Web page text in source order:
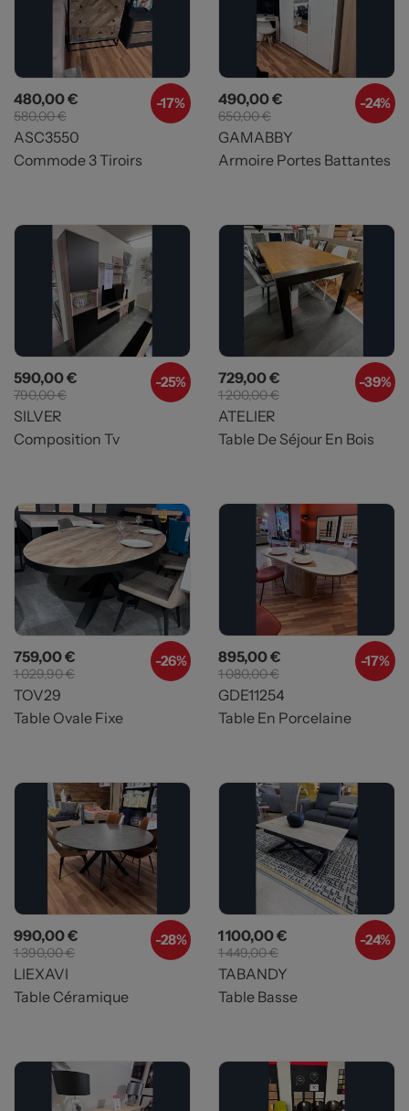
-17%
Prix
480,00 € Prix de base
580,00 €
ASC3550
Commode 3 Tiroirs
-24%
Prix
490,00 € Prix de base
650,00 €
GAMABBY
Armoire Portes Battantes
-25%
Prix
590,00 € Prix de base
790,00 €
SILVER
Composition Tv
-39%
Prix
729,00 € Prix de base
1 200,00 €
ATELIER
Table De Séjour En Bois
-26%
Prix
759,00 € Prix de base
1 029,90 €
TOV29
Table Ovale Fixe
-17%
Prix
895,00 € Prix de base
1 080,00 €
GDE11254
Table En Porcelaine
-28%
Prix
990,00 € Prix de base
1 390,00 €
LIEXAVI
Table Céramique
-24%
Prix
1 100,00 € Prix de base
1 449,00 €
TABANDY
Table Basse